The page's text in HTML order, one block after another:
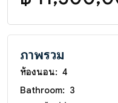
ภาพรวม
ห้องนอน: 4
Bathroom: 3